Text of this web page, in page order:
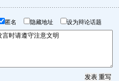
匿名 隐藏地址 设为辩论话题